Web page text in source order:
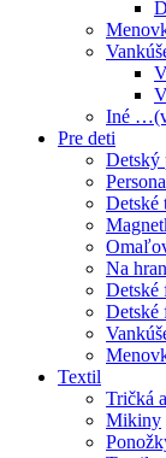
Iné
Pre deti
Detský
Detské
Na
Detské
Detské
Textil
Tričká
Mikiny